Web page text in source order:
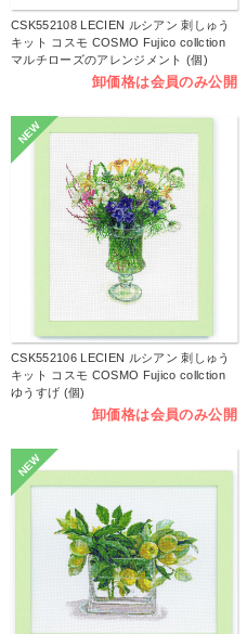
CSK552108 LECIEN ルシアン 刺しゅう
キット コスモ COSMO Fujico collction
マルチローズのアレンジメント (個)
卸価格は会員のみ公開
NEW
CSK552106 LECIEN ルシアン 刺しゅう
キット コスモ COSMO Fujico collction
ゆうすげ (個)
卸価格は会員のみ公開
NEW